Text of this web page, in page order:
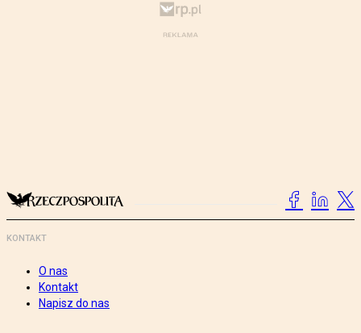
KONTAKT
O nas
Kontakt
Napisz do nas